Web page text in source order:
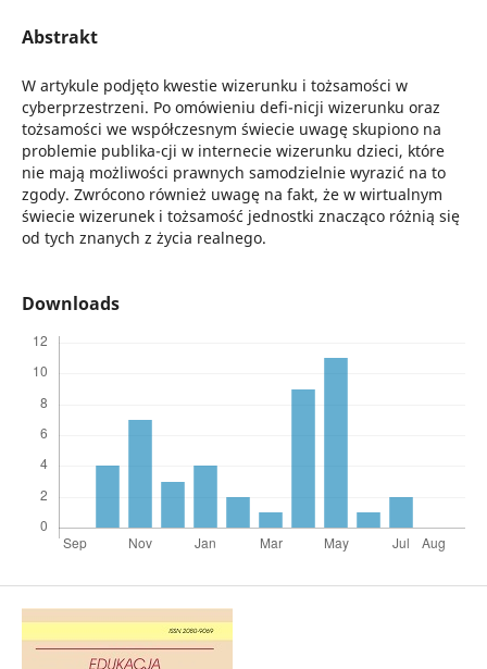
Abstrakt
W artykule podjęto kwestie wizerunku i tożsamości w
cyberprzestrzeni. Po omówieniu defi-nicji wizerunku oraz
tożsamości we współczesnym świecie uwagę skupiono na
problemie publika-cji w internecie wizerunku dzieci, które
nie mają możliwości prawnych samodzielnie wyrazić na to
zgody. Zwrócono również uwagę na fakt, że w wirtualnym
świecie wizerunek i tożsamość jednostki znacząco różnią się
od tych znanych z życia realnego.
Downloads